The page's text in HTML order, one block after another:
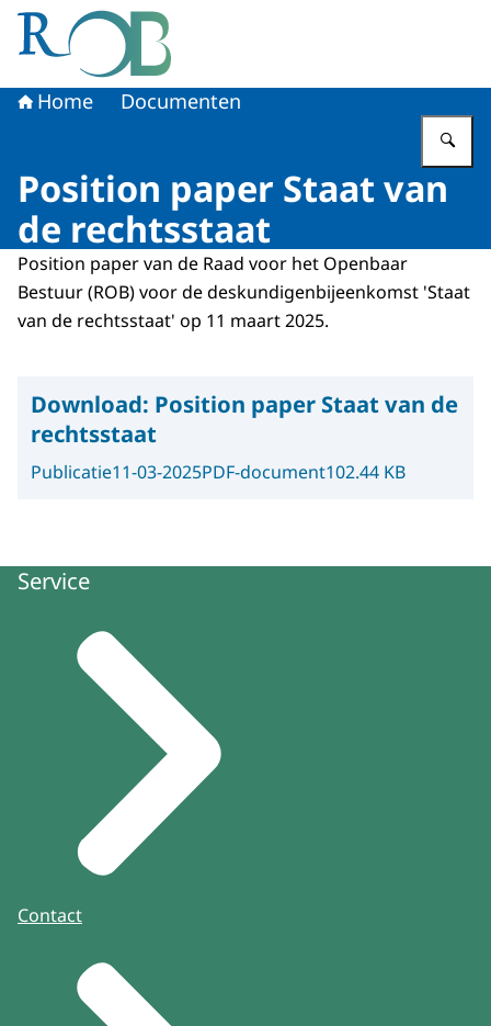
Naar de homepage van Raad voor het Openbaar Bestuur
Home Documenten
Position paper Staat van
de rechtsstaat
Position paper van de Raad voor het Openbaar
Bestuur (ROB) voor de deskundigenbijeenkomst 'Staat
van de rechtsstaat' op 11 maart 2025.
Download: Position paper Staat van de
rechtsstaat
Publicatie11-03-2025PDF-document102.44 KB
Service
Contact